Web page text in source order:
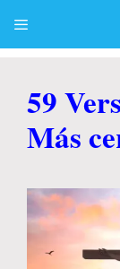
59
Más